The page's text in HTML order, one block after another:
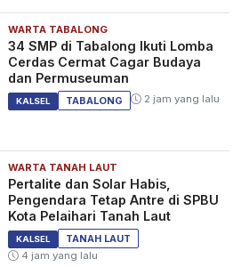
WARTA TABALONG
34 SMP di Tabalong Ikuti Lomba
Cerdas Cermat Cagar Budaya
dan Permuseuman
KALSEL TABALONG 2 jam yang lalu
WARTA TANAH LAUT
​Pertalite dan Solar Habis,
Pengendara Tetap Antre di SPBU
Kota Pelaihari Tanah Laut
KALSEL
TANAH LAUT
4 jam yang lalu